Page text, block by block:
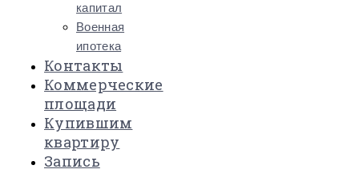
капитал
Военная
ипотека
Контакты
Коммерческие
площади
Купившим
квартиру
Запись